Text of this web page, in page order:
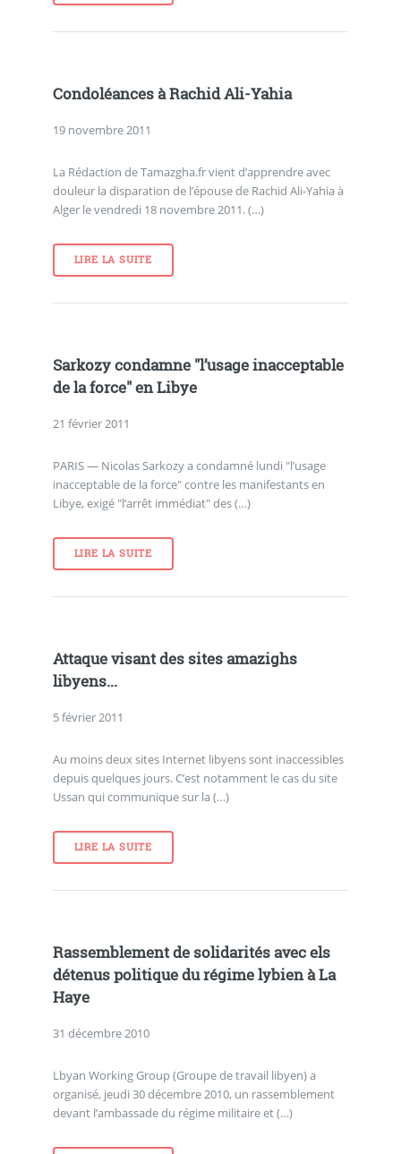
Condoléances à Rachid Ali-Yahia
19 novembre 2011
La Rédaction de Tamazgha.fr vient d’apprendre avec
douleur la disparation de l’épouse de Rachid Ali-Yahia à
Alger le vendredi 18 novembre 2011. (…)
LIRE LA SUITE
Sarkozy condamne "l’usage inacceptable
de la force" en Libye
21 février 2011
PARIS — Nicolas Sarkozy a condamné lundi "l’usage
inacceptable de la force" contre les manifestants en
Libye, exigé "l’arrêt immédiat" des (…)
LIRE LA SUITE
Attaque visant des sites amazighs
libyens...
5 février 2011
Au moins deux sites Internet libyens sont inaccessibles
depuis quelques jours. C’est notamment le cas du site
Ussan qui communique sur la (…)
LIRE LA SUITE
Rassemblement de solidarités avec els
détenus politique du régime lybien à La
Haye
31 décembre 2010
Lbyan Working Group (Groupe de travail libyen) a
organisé, jeudi 30 décembre 2010, un rassemblement
devant l’ambassade du régime militaire et (…)